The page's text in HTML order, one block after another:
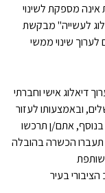
אינה מספקת לשינוי
לעשייה" מבקשת
שינוי ממשי
דיאלוג אישי וחברתי
ובאמצעותו לעזור
אתם/ן תרכשו
תעברו הכשרה בהובלה
בעיר